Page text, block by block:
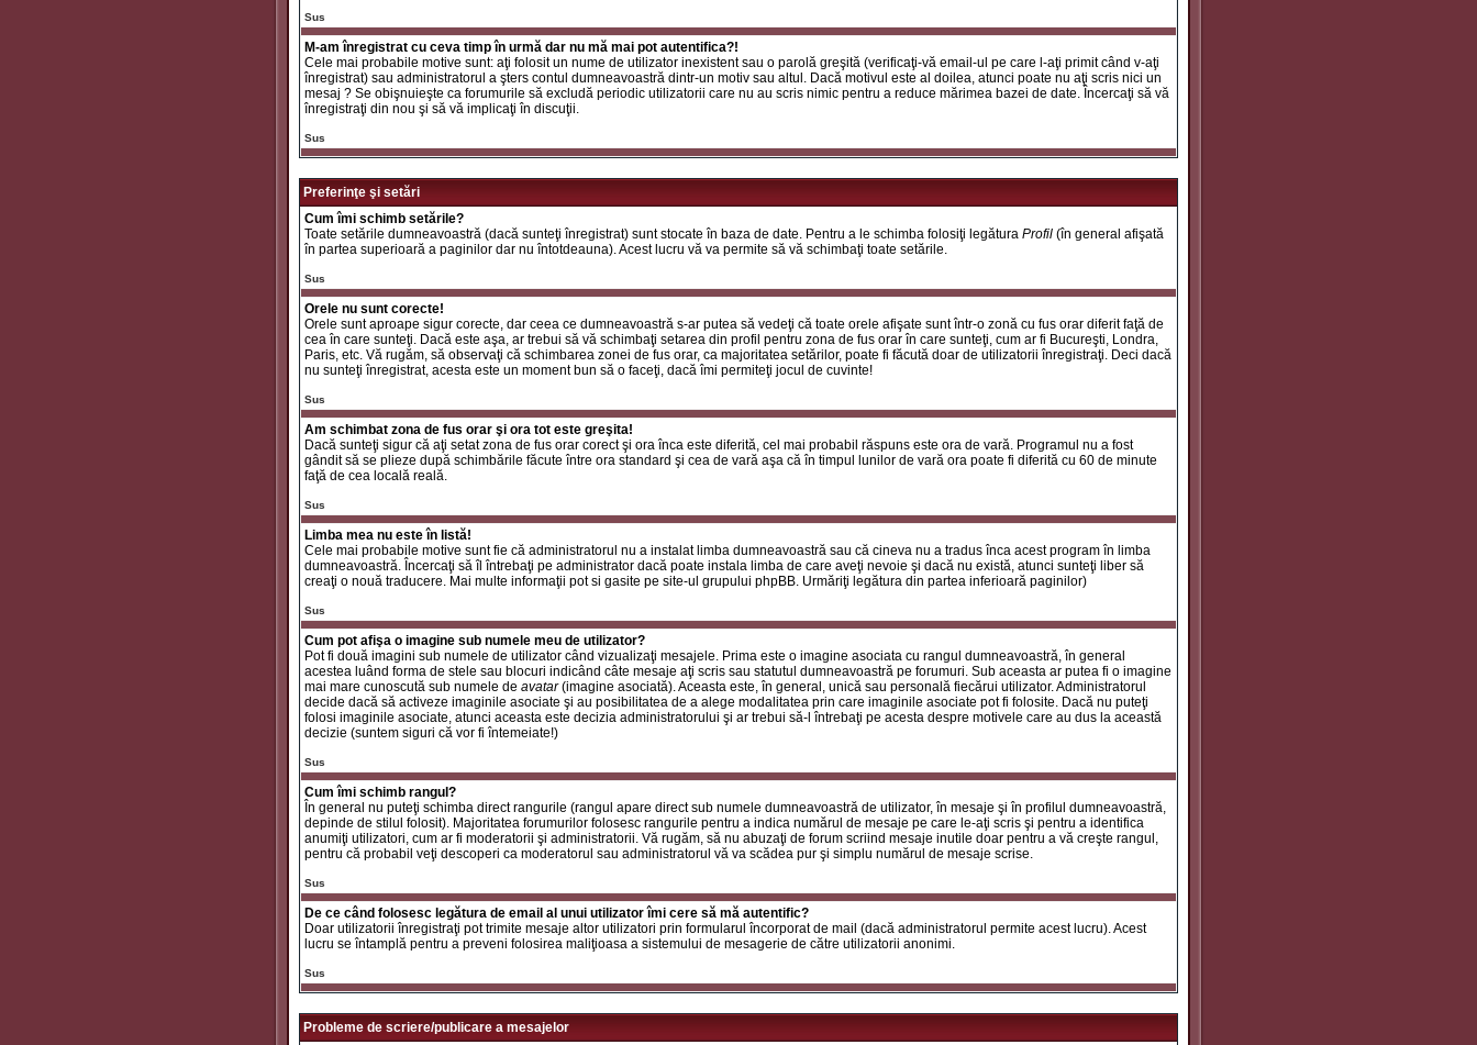
Sus
M-am înregistrat cu ceva timp în urmă dar nu mă mai pot autentifica?!
Cele mai probabile motive sunt: aţi folosit un nume de utilizator inexistent sau o parolă greşită (verificaţi-vă email-ul pe care l-aţi primit când v-aţi
înregistrat) sau administratorul a şters contul dumneavoastră dintr-un motiv sau altul. Dacă motivul este al doilea, atunci poate nu aţi scris nici un
mesaj ? Se obişnuieşte ca forumurile să excludă periodic utilizatorii care nu au scris nimic pentru a reduce mărimea bazei de date. Încercaţi să vă
înregistraţi din nou şi să vă implicaţi în discuţii.
Sus
Preferinţe şi setări
Cum îmi schimb setările?
Toate setările dumneavoastră (dacă sunteţi înregistrat) sunt stocate în baza de date. Pentru a le schimba folosiţi legătura Profil (în general afişată
în partea superioară a paginilor dar nu întotdeauna). Acest lucru vă va permite să vă schimbaţi toate setările.
Sus
Orele nu sunt corecte!
Orele sunt aproape sigur corecte, dar ceea ce dumneavoastră s-ar putea să vedeţi că toate orele afişate sunt într-o zonă cu fus orar diferit faţă de
cea în care sunteţi. Dacă este aşa, ar trebui să vă schimbaţi setarea din profil pentru zona de fus orar în care sunteţi, cum ar fi Bucureşti, Londra,
Paris, etc. Vă rugăm, să observaţi că schimbarea zonei de fus orar, ca majoritatea setărilor, poate fi făcută doar de utilizatorii înregistraţi. Deci dacă
nu sunteţi înregistrat, acesta este un moment bun să o faceţi, dacă îmi permiteţi jocul de cuvinte!
Sus
Am schimbat zona de fus orar şi ora tot este greşita!
Dacă sunteţi sigur că aţi setat zona de fus orar corect şi ora înca este diferită, cel mai probabil răspuns este ora de vară. Programul nu a fost
gândit să se plieze după schimbările făcute între ora standard şi cea de vară aşa că în timpul lunilor de vară ora poate fi diferită cu 60 de minute
faţă de cea locală reală.
Sus
Limba mea nu este în listă!
Cele mai probabile motive sunt fie că administratorul nu a instalat limba dumneavoastră sau că cineva nu a tradus înca acest program în limba
dumneavoastră. Încercaţi să îl întrebaţi pe administrator dacă poate instala limba de care aveţi nevoie şi dacă nu există, atunci sunteţi liber să
creaţi o nouă traducere. Mai multe informaţii pot si gasite pe site-ul grupului phpBB. Urmăriţi legătura din partea inferioară paginilor)
Sus
Cum pot afişa o imagine sub numele meu de utilizator?
Pot fi două imagini sub numele de utilizator când vizualizaţi mesajele. Prima este o imagine asociata cu rangul dumneavoastră, în general
acestea luând forma de stele sau blocuri indicând câte mesaje aţi scris sau statutul dumneavoastră pe forumuri. Sub aceasta ar putea fi o imagine
mai mare cunoscută sub numele de avatar(imagine asociată). Aceasta este, în general, unică sau personală fiecărui utilizator. Administratorul
decide dacă să activeze imaginile asociate şi au posibilitatea de a alege modalitatea prin care imaginile asociate pot fi folosite. Dacă nu puteţi
folosi imaginile asociate, atunci aceasta este decizia administratorului şi ar trebui să-l întrebaţi pe acesta despre motivele care au dus la această
decizie (suntem siguri că vor fi întemeiate!)
Sus
Cum îmi schimb rangul?
În general nu puteţi schimba direct rangurile (rangul apare direct sub numele dumneavoastră de utilizator, în mesaje şi în profilul dumneavoastră,
depinde de stilul folosit). Majoritatea forumurilor folosesc rangurile pentru a indica numărul de mesaje pe care le-aţi scris şi pentru a identifica
anumiţi utilizatori, cum ar fi moderatorii şi administratorii. Vă rugăm, să nu abuzaţi de forum scriind mesaje inutile doar pentru a vă creşte rangul,
pentru că probabil veţi descoperi ca moderatorul sau administratorul vă va scădea pur şi simplu numărul de mesaje scrise.
Sus
De ce când folosesc legătura de email al unui utilizator îmi cere să mă autentific?
Doar utilizatorii înregistraţi pot trimite mesaje altor utilizatori prin formularul încorporat de mail (dacă administratorul permite acest lucru). Acest
lucru se întamplă pentru a preveni folosirea maliţioasa a sistemului de mesagerie de către utilizatorii anonimi.
Sus
Probleme de scriere/publicare a mesajelor